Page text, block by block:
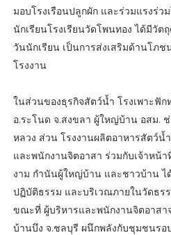
มอบโรงเรือนปลูกผัก และร่วมแรงร่ว
นักเรียนโรงเรียนวัดโพนทอง ได้มีวั
วันนักเรียน เป็นการส่งเสริมด้านโภ
โรงงาน
ในส่วนของธุรกิจสัตว์น้ำ โรงเพาะฟั
อ.ระโนด จ.สงขลา ผู้ใหญ่บ้าน อสม.
หลวง ส่วน โรงงานผลิตอาหารสัตว์น้
และพนักงานจิตอาสา ร่วมกับเจ้าหน้
งาม กำนันผู้ใหญ่บ้าน และชาวบ้าน ไ
ปฏิบัติธรรม และบริเวณภายในวัดธร
ขณะที่ ผู้บริหารและพนักงานจิตอาสา
บ้านบึง จ.ชลบุรี ผนึกพลังกับชุมชนรอ